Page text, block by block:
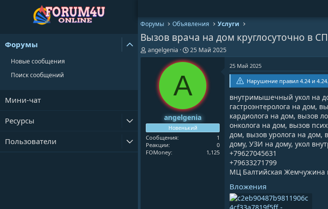
Форумы
Новые сообщения
Поиск сообщений
Мини-чат
Ресурсы
Пользователи
Форумы Объявления Услуги
Вызов врача на дом круглосуточно в
А
в
angelgenia
Д
а
т
а
ч
л
а
25 Май 2025
A
angelgenia
Новенький
Сообщения
1
Реакции
0
FOMoney
1,125
25 Май 2025
Нарушение правил 4.24 и
внутримышечный укол на
гастроэнтеролога на дом,
кардиолога на дом, вызов
онколога на дом, вызов
дом, вызов уролога на дом,
дому, УЗИ на дому, укол
+79627045631
+79633271799
МЦ Балтийская Жемчужина
Вложения